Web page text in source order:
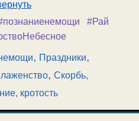
#Рай
, Праздники,
, Скорбь,
кротость